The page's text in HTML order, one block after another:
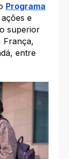
Programa
e
superior
França,
entre